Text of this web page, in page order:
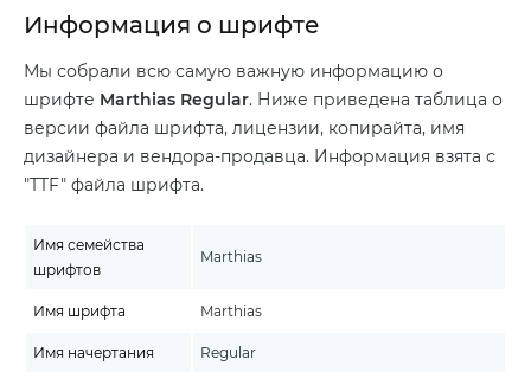
Информация о шрифте
Мы собрали всю самую важную информацию о
шрифте Marthias Regular. Ниже приведена таблица о
версии файла шрифта, лицензии, копирайта, имя
дизайнера и вендора-продавца. Информация взята с
"TTF" файла шрифта.
Имя семейства
шрифтов
Marthias
Имя шрифта Marthias
Имя начертания Regular